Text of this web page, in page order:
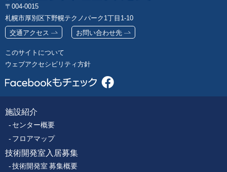
郵
便
番
号
004-0015
札幌市厚別区下野幌テクノパーク1丁目1-10
交通アクセス
お問い合わせ先
このサイトについて
ウェブアクセシビリティ方針
フ
ッ
タ
施設紹介
センター概要
フロアマップ
技術開発室入居募集
技術開発室 募集概要